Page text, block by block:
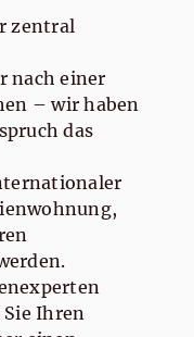
zentral
nach einer
– wir haben
das
Ihren